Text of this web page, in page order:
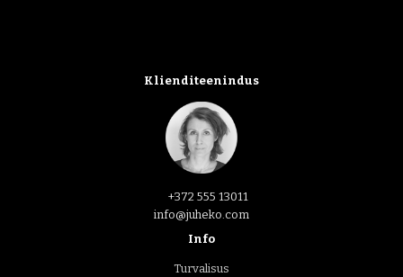
Klienditeenindus
+372 555 13011
info@juheko.com
Info
Turvalisus